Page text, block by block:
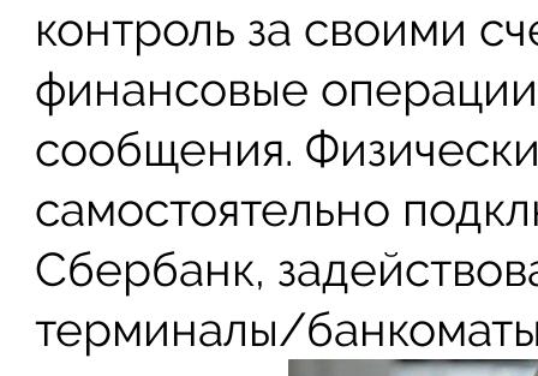
контроль за своими
финансовые
сообщения.
самостоятельно
Сбербанк,
терминалы/